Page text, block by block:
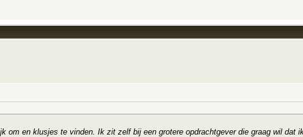
om en klusjes te vinden. Ik zit zelf bij een grotere opdrachtgever die graag wil dat